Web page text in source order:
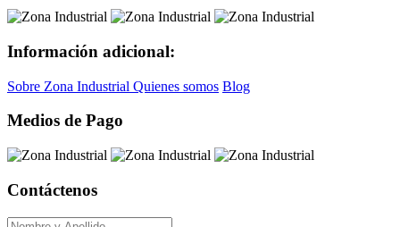
Información adicional:
Sobre Zona Industrial Quienes somos Blog
Medios de Pago
Contáctenos